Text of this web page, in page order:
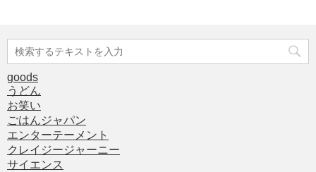
goods
うどん
お笑い
ごはんジャパン
エンターテーメント
クレイジージャーニー
サイエンス